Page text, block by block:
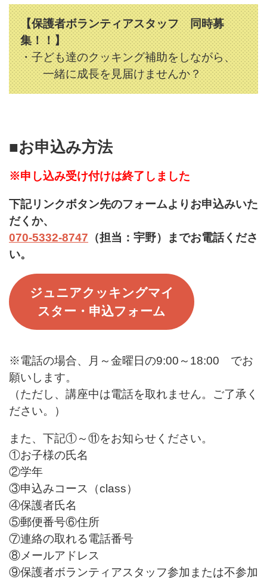
【保護者ボランティアスタッフ 同時募
集！！】
・子ども達のクッキング補助をしながら、
一緒に成長を見届けませんか？
■お申込み方法
※申し込み受け付けは終了しました
下記リンクボタン先のフォームよりお申込みいた
だくか、
070-5332-8747 （担当：宇野）までお電話くださ
い。
ジュニアクッキングマイ
スター・申込フォーム
※電話の場合、月～金曜日の9:00～18:00 でお
願いします。
（ただし、講座中は電話を取れません。ご了承く
ださい。）
また、下記①～⑪をお知らせください。
①お子様の氏名
②学年
③申込みコース（class）
④保護者氏名
⑤郵便番号⑥住所
⑦連絡の取れる電話番号
⑧メールアドレス
⑨保護者ボランティアスタッフ参加または不参加